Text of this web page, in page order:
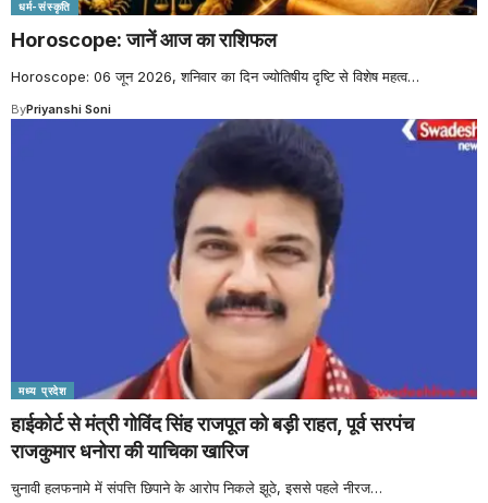
धर्म-संस्कृति
Horoscope: जानें आज का राशिफल
Horoscope: 06 जून 2026, शनिवार का दिन ज्योतिषीय दृष्टि से विशेष महत्व…
ByPriyanshi Soni
मध्य प्रदेश
हाईकोर्ट से मंत्री गोविंद सिंह राजपूत को बड़ी राहत, पूर्व सरपंच
राजकुमार धनोरा की याचिका खारिज
चुनावी हलफनामे में संपत्ति छिपाने के आरोप निकले झूठे, इससे पहले नीरज…